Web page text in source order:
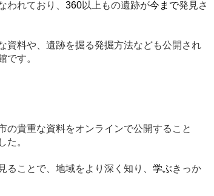
われており、 360以上もの遺跡が今まで発見さ
資料や、遺跡を掘る発掘方法なども公開され
です。
の貴重な資料をオンラインで公開すること
た。
ことで、地域をより深く知り、 学ぶきっか